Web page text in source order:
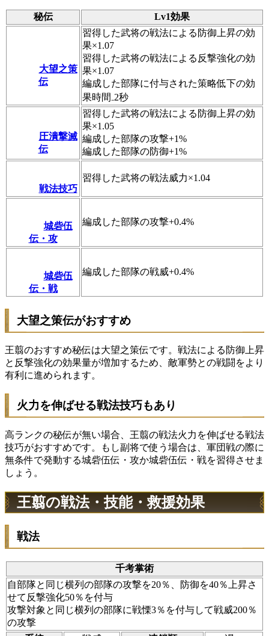
秘伝 Lv1効果
大望之策
伝
習得した武将の戦法による防御上昇の効
果×1.07
習得した武将の戦法による反撃強化の効
果×1.07
編成した部隊に付与された策略低下の効
果時間₋2秒
圧潰撃滅
伝
習得した武将の戦法による防御上昇の効
果×1.05
編成した部隊の攻撃+1%
編成した部隊の防御+1%
戦法技巧
習得した武将の戦法威力×1.04
城砦伍
伝・攻
編成した部隊の攻撃+0.4%
城砦伍
伝・戦
編成した部隊の戦威+0.4%
大望之策伝がおすすめ
王翦のおすすめ秘伝は大望之策伝です。戦法による防御上昇
と反撃強化の効果量が増加するため、敵軍勢との戦闘をより
有利に進められます。
火力を伸ばせる戦法技巧もあり
高ランクの秘伝が無い場合、王翦の戦法火力を伸ばせる戦法
技巧がおすすめです。もし副将で使う場合は、軍団戦の際に
無条件で発動する城砦伍伝・攻か城砦伍伝・戦を習得させま
しょう。
王翦の戦法・技能・救援効果
戦法
千考掌術
自部隊と同じ横列の部隊の攻撃を20％、防御を40％上昇さ
せて 反撃強化50％を付与
攻撃対象と同じ横列の部隊に戦慄3％を付与して戦威200％
の攻撃